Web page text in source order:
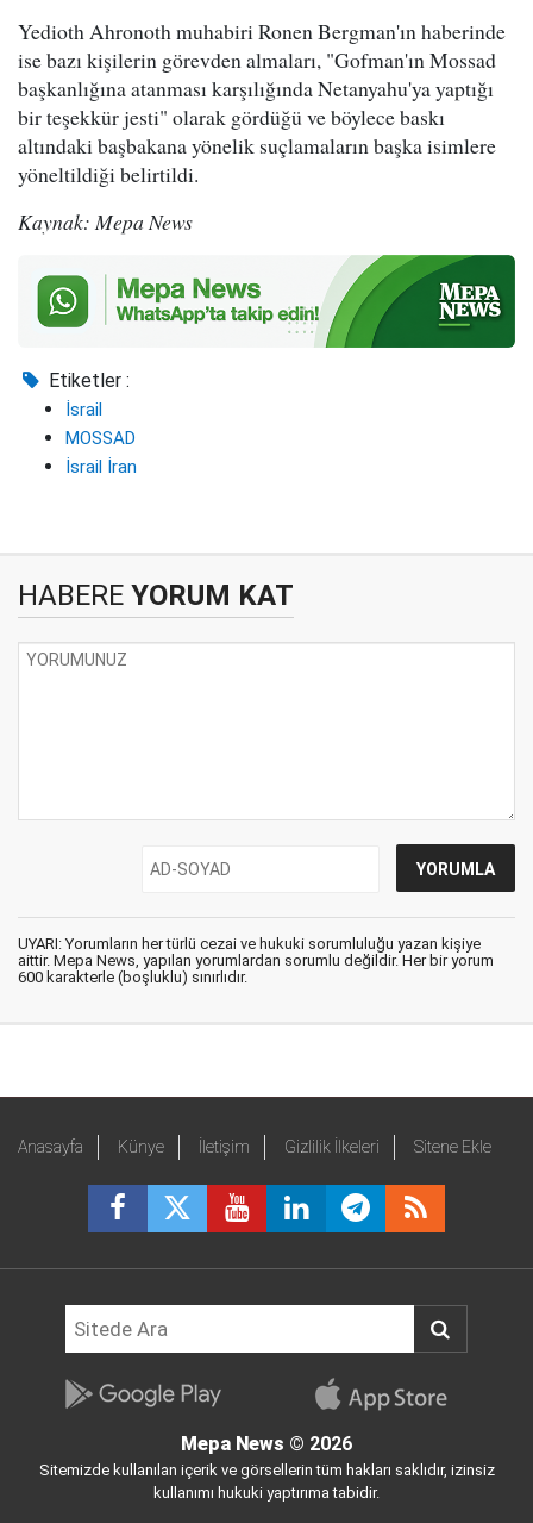
Yedioth Ahronoth muhabiri Ronen Bergman'ın haberinde
ise bazı kişilerin görevden almaları, "Gofman'ın Mossad
başkanlığına atanması karşılığında Netanyahu'ya yaptığı
bir teşekkür jesti" olarak gördüğü ve böylece baskı
altındaki başbakana yönelik suçlamaların başka isimlere
yöneltildiği belirtildi.
Kaynak: Mepa News
Etiketler :
İsrail
MOSSAD
İsrail İran
HABERE YORUM KAT
UYARI: Yorumların her türlü cezai ve hukuki sorumluluğu yazan kişiye
aittir. Mepa News, yapılan yorumlardan sorumlu değildir. Her bir yorum
600 karakterle (boşluklu) sınırlıdır.
Anasayfa Künye İletişim Gizlilik İlkeleri Sitene Ekle
Mepa News © 2026
Sitemizde kullanılan içerik ve görsellerin tüm hakları saklıdır, izinsiz
kullanımı hukuki yaptırıma tabidir.